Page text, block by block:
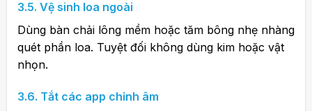
3.5. Vệ sinh loa ngoài
Dùng bàn chải lông mềm hoặc tăm bông nhẹ nhàng
quét phần loa. Tuyệt đối không dùng kim hoặc vật
nhọn.
3.6. Tắt các app chỉnh âm